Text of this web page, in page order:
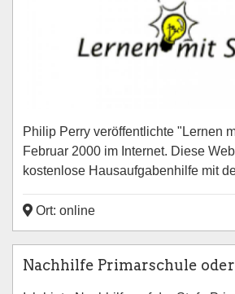
Philip Perry veröffentlichte "Lernen
Februar 2000 im Internet. Diese
kostenlose Hausaufgabenhilfe mit
Ort: online
Nachhilfe Primarschule